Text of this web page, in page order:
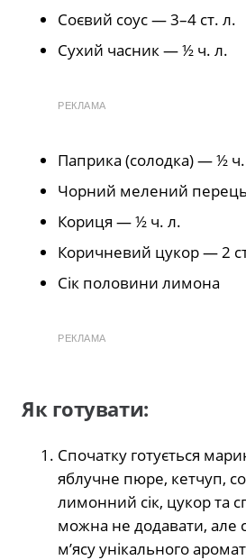
Соєвий соус — 3–4 ст. л.
Сухий часник — ½ ч. л.
РЕКЛАМА
Паприка (солодка) — ½
Чорний мелений
Кориця — ½ ч. л.
Коричневий цукор — 2
Сік половини лимона
РЕКЛАМА
Як готувати:
Спочатку готується
яблучне пюре, кетчуп,
лимонний сік, цукор та
можна не додавати, але
м’ясу унікального